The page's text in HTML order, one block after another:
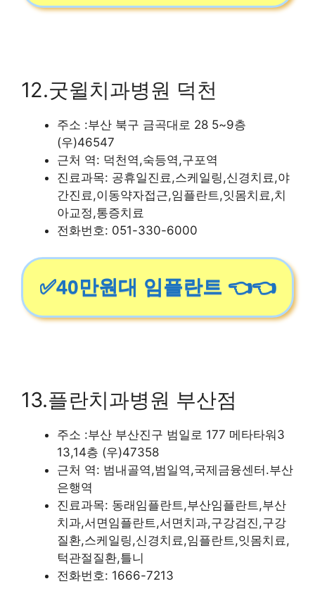
12.굿윌치과병원 덕천
주소 :부산 북구 금곡대로 28 5~9층
(우)46547
근처 역: 덕천역,숙등역,구포역
진료과목: 공휴일진료,스케일링,신경치료,야
간진료,이동약자접근,임플란트,잇몸치료,치
아교정,통증치료
전화번호: 051-330-6000
✅40만원대 임플란트 👈👈
13.플란치과병원 부산점
주소 :부산 부산진구 범일로 177 메타타워3
13,14층 (우)47358
근처 역: 범내골역,범일역,국제금융센터.부산
은행역
진료과목: 동래임플란트,부산임플란트,부산
치과,서면임플란트,서면치과,구강검진,구강
질환,스케일링,신경치료,임플란트,잇몸치료,
턱관절질환,틀니
전화번호: 1666-7213